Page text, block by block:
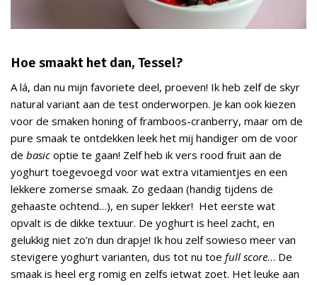
Hoe smaakt het dan, Tessel?
A lá, dan nu mijn favoriete deel, proeven! Ik heb zelf de skyr
natural variant aan de test onderworpen. Je kan ook kiezen
voor de smaken honing of framboos-cranberry, maar om de
pure smaak te ontdekken leek het mij handiger om de voor
de basic optie te gaan! Zelf heb ik vers rood fruit aan de
yoghurt toegevoegd voor wat extra vitamientjes en een
lekkere zomerse smaak. Zo gedaan (handig tijdens de
gehaaste ochtend…), en super lekker! Het eerste wat
opvalt is de dikke textuur. De yoghurt is heel zacht, en
gelukkig niet zo’n dun drapje! Ik hou zelf sowieso meer van
stevigere yoghurt varianten, dus tot nu toe full score… De
smaak is heel erg romig en zelfs ietwat zoet. Het leuke aan